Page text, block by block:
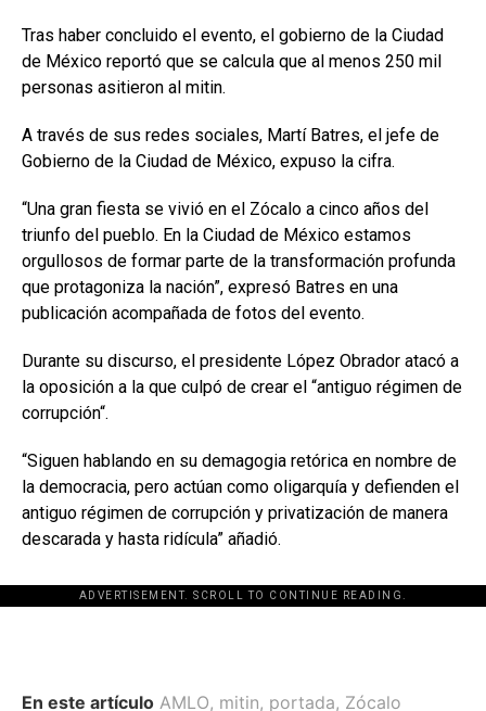
Tras haber concluido el evento, el gobierno de la Ciudad
de México reportó que se calcula que al menos 250 mil
personas asitieron al mitin.
A través de sus redes sociales, Martí Batres, el jefe de
Gobierno de la Ciudad de México, expuso la cifra.
“Una gran fiesta se vivió en el Zócalo a cinco años del
triunfo del pueblo. En la Ciudad de México estamos
orgullosos de formar parte de la transformación profunda
que protagoniza la nación”, expresó Batres en una
publicación acompañada de fotos del evento.
Durante su discurso, el presidente López Obrador atacó a
la oposición a la que culpó de crear el “antiguo régimen de
corrupción“.
“Siguen hablando en su demagogia retórica en nombre de
la democracia, pero actúan como oligarquía y defienden el
antiguo régimen de corrupción y privatización de manera
descarada y hasta ridícula” añadió.
ADVERTISEMENT. SCROLL TO CONTINUE READING.
En este artículo AMLO, mitin, portada, Zócalo